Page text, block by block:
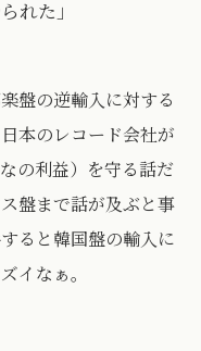
れた」
盤の逆輸入に対する
本のレコード会社が
の利益）を守る話だ
盤まで話が及ぶと事
ると韓国盤の輸入に
イなぁ。